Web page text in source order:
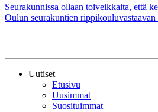
Seurakunnissa ollaan toiveikkaita, että
Oulun seurakuntien
Uutiset
Etusivu
Uusimmat
Suosituimmat